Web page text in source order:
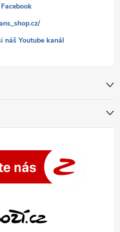
Facebook
náš Youtube kanál